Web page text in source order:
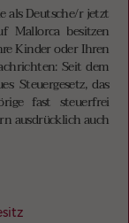
als Deutsche/r jetzt
Mallorca besitzen
Kinder oder Ihren
Seit dem
Steuergesetz, das
fast steuerfrei
ausdrücklich auch